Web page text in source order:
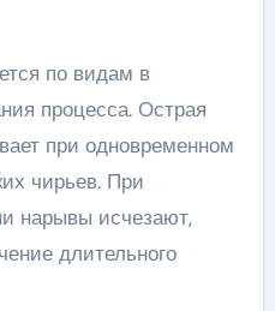
по видам в
процесса. Острая
при одновременном
чирьев. При
нарывы исчезают,
длительного